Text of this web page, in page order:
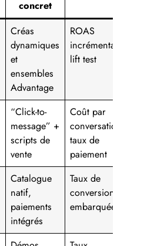
concret
Créas
dynamiques
et
ensembles
Advantage
ROAS
incrémental,
lift test
“Click-to-
message” +
scripts de
vente
Coût par
conversation,
taux de
paiement
Catalogue
natif,
paiements
intégrés
Taux de
conversion
embarquée